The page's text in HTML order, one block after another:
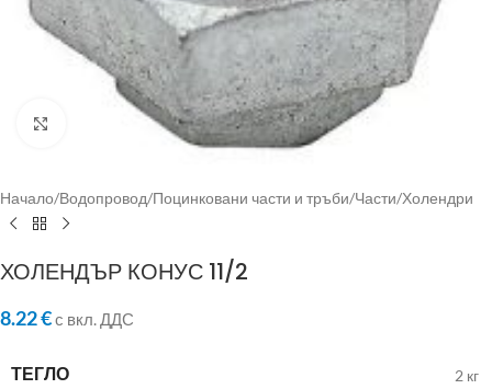
Click to enlarge
Начало/Водопровод/Поцинковани части и тръби/Части/Холендри
ХОЛЕНДЪР КОНУС 11/2
8.22€с вкл. ДДС
ТЕГЛО 2 кг